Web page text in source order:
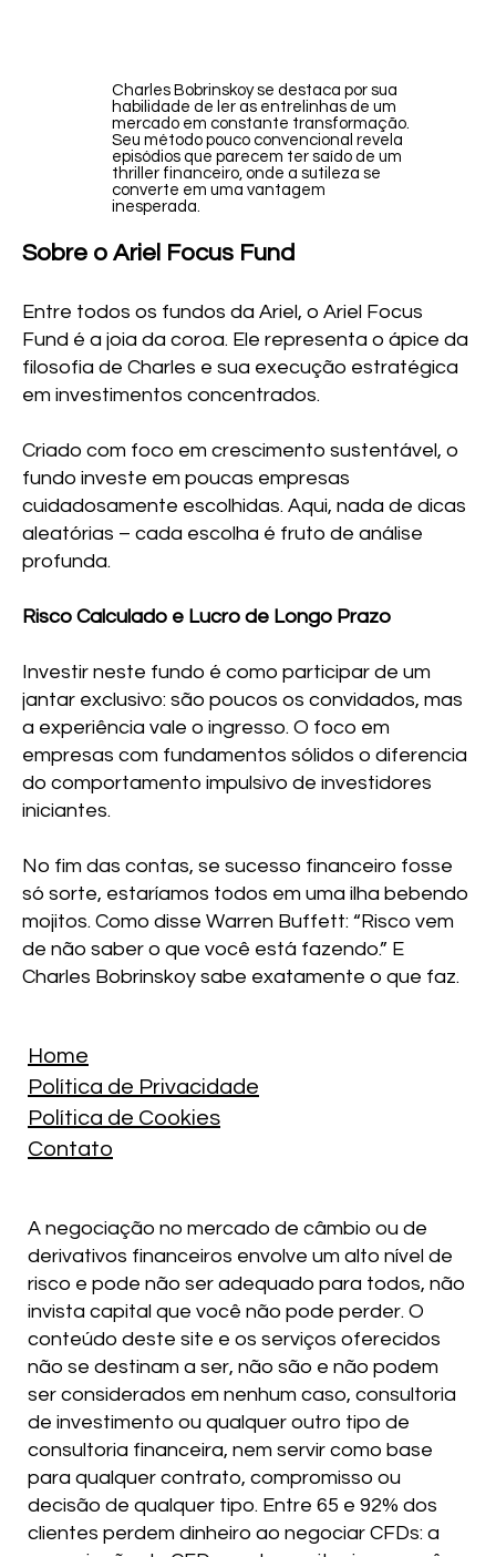
Charles Bobrinskoy se destaca por sua
habilidade de ler as entrelinhas de um
mercado em constante transformação.
Seu método pouco convencional revela
episódios que parecem ter saído de um
thriller financeiro, onde a sutileza se
converte em uma vantagem
inesperada.
Sobre o Ariel Focus Fund
Entre todos os fundos da Ariel, o Ariel Focus
Fund é a joia da coroa. Ele representa o ápice da
filosofia de Charles e sua execução estratégica
em investimentos concentrados.
Criado com foco em crescimento sustentável, o
fundo investe em poucas empresas
cuidadosamente escolhidas. Aqui, nada de dicas
aleatórias – cada escolha é fruto de análise
profunda.
Risco Calculado e Lucro de Longo Prazo
Investir neste fundo é como participar de um
jantar exclusivo: são poucos os convidados, mas
a experiência vale o ingresso. O foco em
empresas com fundamentos sólidos o diferencia
do comportamento impulsivo de investidores
iniciantes.
No fim das contas, se sucesso financeiro fosse
só sorte, estaríamos todos em uma ilha bebendo
mojitos. Como disse Warren Buffett: “Risco vem
de não saber o que você está fazendo.” E
Charles Bobrinskoy sabe exatamente o que faz.
Home
Política de Privacidade
Política de Cookies
Contato
A negociação no mercado de câmbio ou de
derivativos financeiros envolve um alto nível de
risco e pode não ser adequado para todos, não
invista capital que você não pode perder. O
conteúdo deste site e os serviços oferecidos
não se destinam a ser, não são e não podem
ser considerados em nenhum caso, consultoria
de investimento ou qualquer outro tipo de
consultoria financeira, nem servir como base
para qualquer contrato, compromisso ou
decisão de qualquer tipo. Entre 65 e 92% dos
clientes perdem dinheiro ao negociar CFDs: a